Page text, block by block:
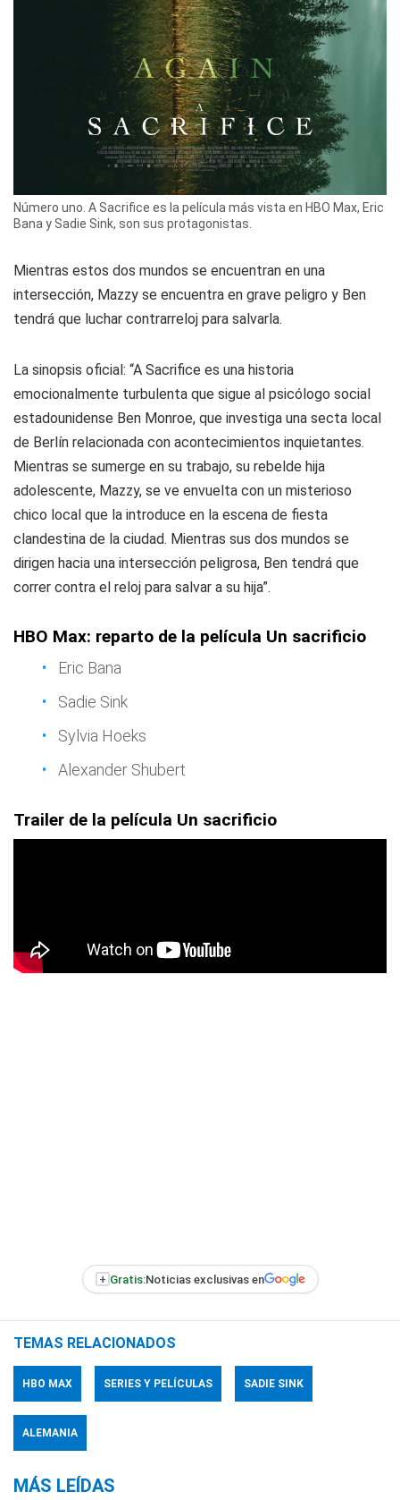
Número uno. A Sacrifice es la película más vista en HBO Max, Eric
Bana y Sadie Sink, son sus protagonistas.
Mientras estos dos mundos se encuentran en una
intersección, Mazzy se encuentra en grave peligro y Ben
tendrá que luchar contrarreloj para salvarla.
La sinopsis oficial: “A Sacrifice es una historia
emocionalmente turbulenta que sigue al psicólogo social
estadounidense Ben Monroe, que investiga una secta local
de Berlín relacionada con acontecimientos inquietantes.
Mientras se sumerge en su trabajo, su rebelde hija
adolescente, Mazzy, se ve envuelta con un misterioso
chico local que la introduce en la escena de fiesta
clandestina de la ciudad. Mientras sus dos mundos se
dirigen hacia una intersección peligrosa, Ben tendrá que
correr contra el reloj para salvar a su hija”.
HBO Max: reparto de la película Un sacrificio
Eric Bana
Sadie Sink
Sylvia Hoeks
Alexander Shubert
Trailer de la película Un sacrificio
+ Gratis:Noticias exclusivas en
TEMAS RELACIONADOS
HBO MAX SERIES Y PELÍCULAS SADIE SINK
ALEMANIA
MÁS LEÍDAS